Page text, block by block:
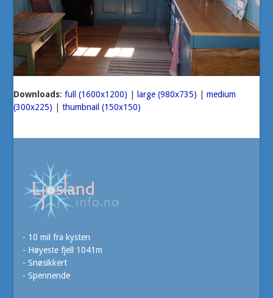
Downloads:full (1600x1200) large (980x735) |medium
(300x225) |thumbnail (150x150)
- 10 mil fra kysten
- Høyeste fjell 1041m
- Snøsikkert
- Spennende